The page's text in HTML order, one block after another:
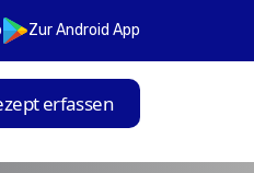
Zur Android App
erfassen